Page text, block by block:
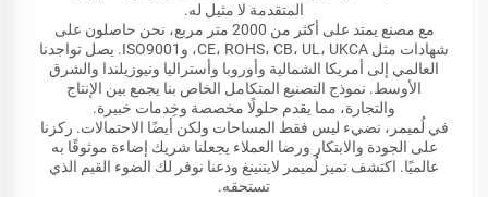
المتقدمة لا مثيل له.
مع مصنع يمتد على أكثر من 2000 متر مربع، نحن حاصلون على
شهادات مثل CE، ROHS، CB، UL، UKCA، وISO9001. يصل تواجدنا
العالمي إلى أمريكا الشمالية وأوروبا وأستراليا ونيوزيلندا والشرق
الأوسط. نموذج التصنيع المتكامل الخاص بنا يجمع بين الإنتاج
والتجارة، مما يقدم حلولًا مخصصة وخِدمات خبيرة.
في لُميمر، نضيء ليس فقط المساحات ولكن أيضًا الاحتمالات. ركزنا
على الجودة والابتكار ورضا العملاء يجعلنا شريك إضاءة موثوقًا به
عالميًا. اكتشف تميز لُميمر لايتنينغ ودعنا نوفر لك الضوء القيم الذي
تستحقه.